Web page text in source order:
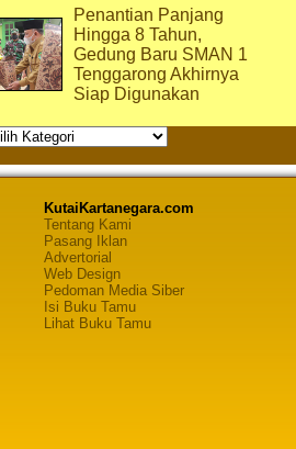
Penantian Panjang
Hingga 8 Tahun,
Gedung Baru SMAN 1
Tenggarong Akhirnya
Siap Digunakan
KutaiKartanegara.com
Tentang Kami
Pasang Iklan
Advertorial
Web Design
Pedoman Media Siber
Isi Buku Tamu
Lihat Buku Tamu